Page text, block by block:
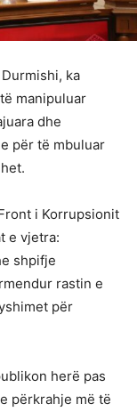
ka
manipuluar
dhe
për të mbuluar
i Korrupsionit
e vjetra:
shpifje
rastin e
për
herë pas
përkrahje më të